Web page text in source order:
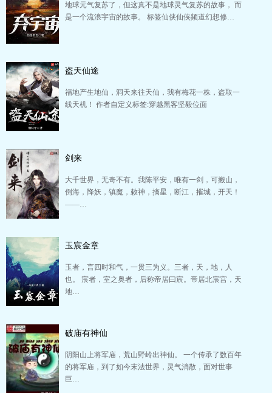
地球元气复苏了，但这真不是地球灵气复苏的故事， 而
是一个流浪宇宙的故事。 标签仙侠仙侠频道幻想修…
盗天仙途
福地产生地仙，洞天来往天仙，我有梅花一株，盗取一
线天机！ 作者自定义标签:穿越黑客坚毅位面
剑来
大千世界，无奇不有。我陈平安，唯有一剑，可搬山，
倒海，降妖，镇魔，敕神，摘星，断江，摧城，开天！
——…
玉宸金章
玉者，言四时和气，一贯三为义。三者，天，地，人
也。 宸者，室之奥者，后称帝居曰宸。帝居北宸宫，天
地…
破庙有神仙
阴阳山上将军庙，荒山野岭出神仙。 一个传承了数百年
的将军庙，到了如今末法世界，灵气消散，面对世事
巨…